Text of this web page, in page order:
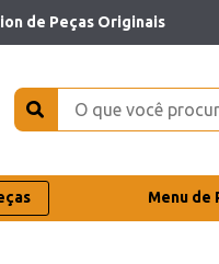
de Peças Originais
Menu de